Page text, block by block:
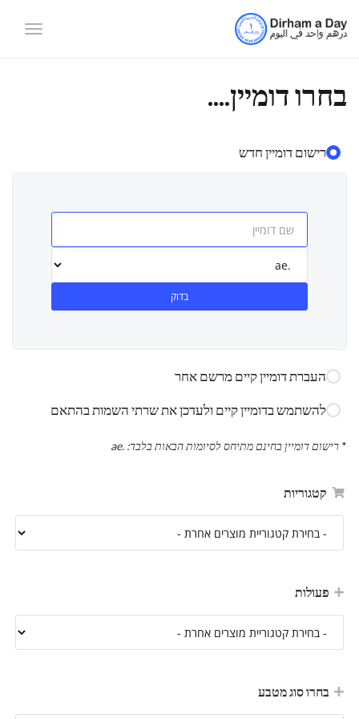
הפעלת
בחרו דומיין....
קטגוריות
פעולות
בחרו סוג מטבע
רישום דומיין חדש
בדוק
העברת דומיין קיים מרשם אחר
להשתמש בדומיין קיים ולעדכן את שרתי השמות בהתאם
* רישום דומיין בחינם מתיחס לסיומות הבאות בלבד: .ae